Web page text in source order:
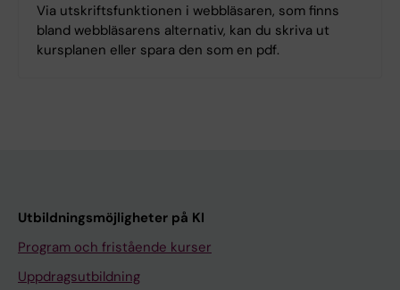
Via utskriftsfunktionen i webbläsaren, som finns
bland webbläsarens alternativ, kan du skriva ut
kursplanen eller spara den som en pdf.
Utbildningsmöjligheter på KI
Program och fristående kurser
Uppdragsutbildning